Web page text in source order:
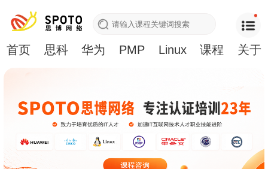
首页 思科 华为 PMP Linux 课程 关于